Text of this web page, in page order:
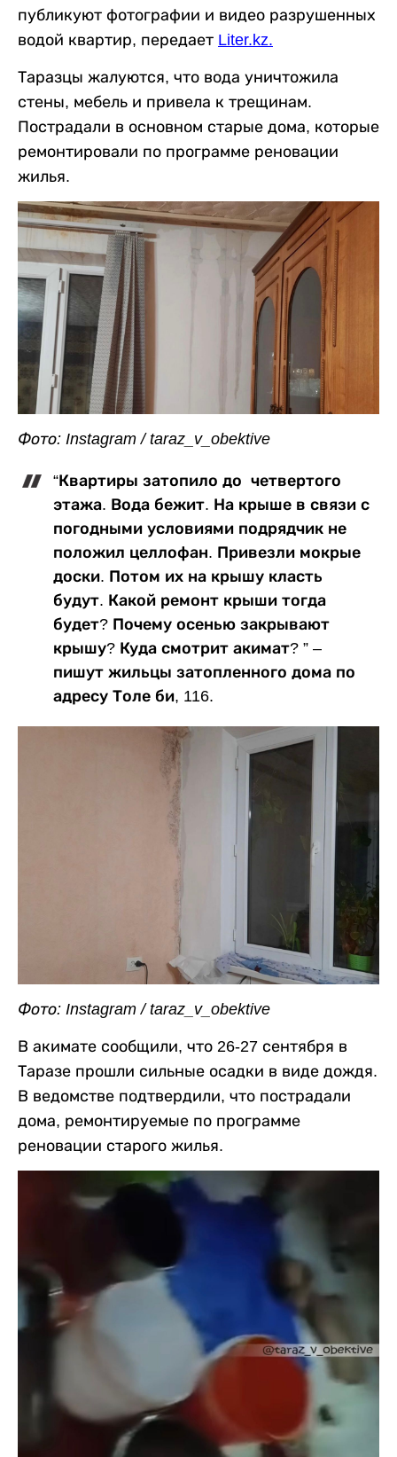
публикуют фотографии и видео разрушенных
водой квартир, передает Liter.kz.
Таразцы жалуются, что вода уничтожила
стены, мебель и привела к трещинам.
Пострадали в основном старые дома, которые
ремонтировали по программе реновации
жилья.
Фото: Instagram / taraz_v_obektive
“Квартиры затопило до четвертого
этажа. Вода бежит. На крыше в связи с
погодными условиями подрядчик не
положил целлофан. Привезли мокрые
доски. Потом их на крышу класть
будут. Какой ремонт крыши тогда
будет? Почему осенью закрывают
крышу? Куда смотрит акимат? ” –
пишут жильцы затопленного дома по
адресу Толе би, 116.
Фото: Instagram / taraz_v_obektive
В акимате сообщили, что 26-27 сентября в
Таразе прошли сильные осадки в виде дождя.
В ведомстве подтвердили, что пострадали
дома, ремонтируемые по программе
реновации старого жилья.